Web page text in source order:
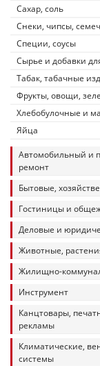
Сахар, соль
Снеки, чипсы,
Специи, соусы
Сырье и добавки
Табак, табачные
Фрукты, овощи,
Хлебобулочные и
Яйца
Автомобильный и
ремонт
Бытовые,
Гостиницы и
Деловые и
Животные,
Жилищно-
Инструмент
Канцтовары,
рекламы
Климатические,
системы